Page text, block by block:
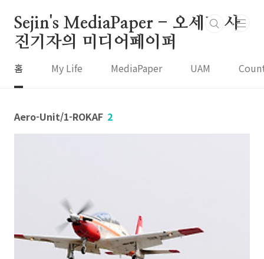
Sejin's MediaPaper - 오세진 사
진기자의 미디어페이퍼
홈 My Life MediaPaper UAM
Aero-Unit/1-ROKAF 2